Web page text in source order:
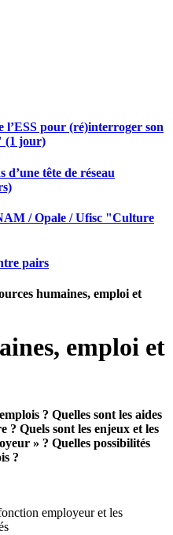
pour (ré)interroger son
(1 jour)
tête de réseau
/ Opale / Ufisc "Culture
pairs
humaines, emploi et
emploi et
? Quelles sont les aides
? Quels sont les enjeux et les
» ? Quelles possibilités
?
employeur et les